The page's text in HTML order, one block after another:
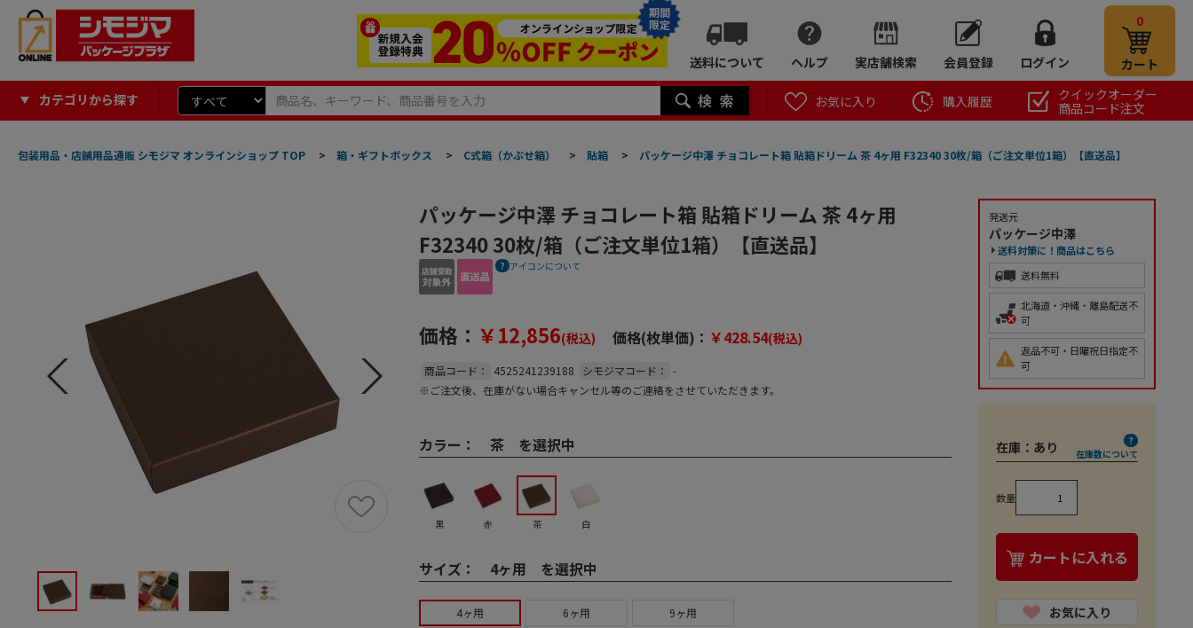
期間
限定
送料について ヘルプ 実店舗検索 会員登録 ログイン
0
カート
カテゴリから探す お気に入り 購入履歴
クイックオーダー
商品コード注文
包装用品・店舗用品通販 シモジマ オンラインショップ TOP > 箱・ギフトボックス > C式箱（かぶせ箱） > 貼箱 > パッケージ中澤 チョコレート箱 貼箱ドリーム 茶 4ヶ用 F32340 30枚/箱（ご注文単位1箱）【直送品】
パッケージ中澤 チョコレート箱 貼箱ドリーム 茶 4ヶ用
F32340 30枚/箱（ご注文単位1箱）【直送品】
アイコンについて
価格： ￥12,856(税込) 価格(枚単価)： ￥428.54(税込)
商品コード： 4525241239188 シモジマコード：
-
※ご注文後、在庫がない場合キャンセル等のご連絡をさせていただきます。
カラー： 茶 を選択中
黒 赤 茶 白
サイズ： 4ヶ用 を選択中
4ヶ用 6ヶ用 9ヶ用
発送元
パッケージ中澤
送料対策に！商品はこちら
送料無料
北海道・沖縄・離島配送不
可
返品不可・日曜祝日指定不
可
在庫： あり 在庫数について
数量
カートに入れる
お気に入り